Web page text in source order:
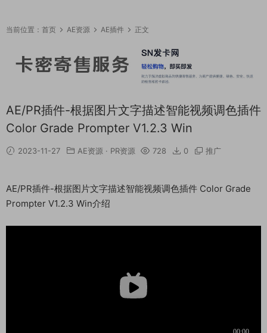
当前位置： 首页 AE资源 AE插件 正文
AE/PR插件-根据图片文字描述智能视频调色插件
Color Grade Prompter V1.2.3 Win
2023-11-27 AE资源 · PR资源 728 0 推广
AE/PR插件-根据图片文字描述智能视频调色插件 Color Grade
Prompter V1.2.3 Win介绍